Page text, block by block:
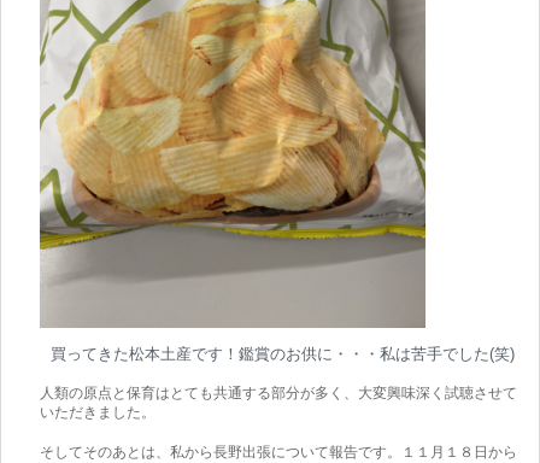
買ってきた松本土産です！鑑賞のお供に・・・私は苦手でした(笑)
人類の原点と保育はとても共通する部分が多く、大変興味深く試聴させて
いただきました。
そしてそのあとは、私から長野出張について報告です。１１月１８日から